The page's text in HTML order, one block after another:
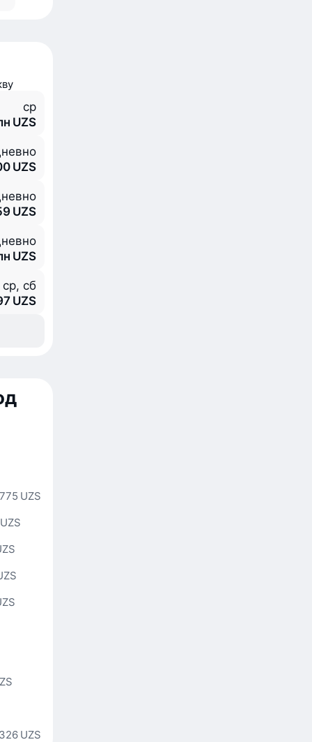
ср
UZS
UZS
UZS
UZS
сб
UZS
UZS
UZS